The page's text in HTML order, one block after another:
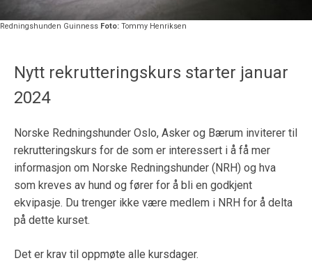
Redningshunden Guinness Foto: Tommy Henriksen
Nytt rekrutteringskurs starter januar
2024
Norske Redningshunder Oslo, Asker og Bærum inviterer til
rekrutteringskurs for de som er interessert i å få mer
informasjon om Norske Redningshunder (NRH) og hva
som kreves av hund og fører for å bli en godkjent
ekvipasje. Du trenger ikke være medlem i NRH for å delta
på dette kurset.
Det er krav til oppmøte alle kursdager.